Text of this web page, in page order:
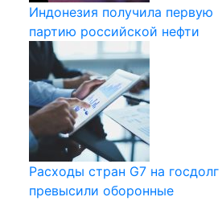
Индонезия получила первую
партию российской нефти
Расходы стран G7 на госдолг
превысили оборонные